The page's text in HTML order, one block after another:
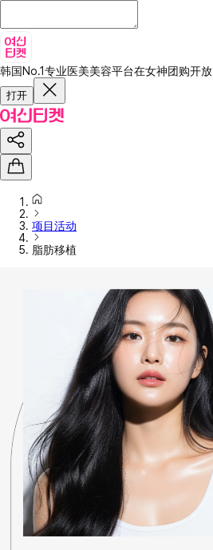
韩国No.1专业医美美容平台在女神团购开放
打开
项目活动
脂肪移植